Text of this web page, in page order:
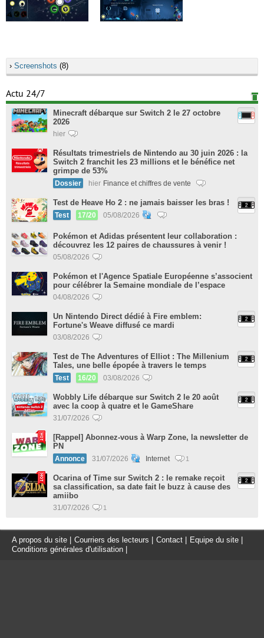
› Screenshots (8)
Actu 24/7
Minecraft débarque sur Switch 2 le 27 octobre
2026
hier
Résultats trimestriels de Nintendo au 30 juin 2026 : la
Switch 2 franchit les 23 millions et le bénéfice net
grimpe de 53%
Dossier hier Finance et chiffres de vente
Test de Heave Ho 2 : ne jamais baisser les bras !
Test 17/20 05/08/2026
Pokémon et Adidas présentent leur collaboration :
découvrez les 12 paires de chaussures à venir !
05/08/2026
Pokémon et l'Agence Spatiale Européenne s’associent
pour célébrer la Semaine mondiale de l’espace
04/08/2026
Un Nintendo Direct dédié à Fire emblem:
Fortune's Weave diffusé ce mardi
03/08/2026
Test de The Adventures of Elliot : The Millenium
Tales, une belle épopée à travers le temps
Test 16/20 03/08/2026
Wobbly Life débarque sur Switch 2 le 20 août
avec la coop à quatre et le GameShare
31/07/2026
[Rappel] Abonnez-vous à Warp Zone, la newsletter de
PN
Annonce 31/07/2026 Internet 1
Ocarina of Time sur Switch 2 : le remake reçoit
sa classification, sa date fait le buzz à cause des
amiibo
31/07/2026 1
A propos du site Courriers des lecteurs Contact Equipe du site
Conditions générales d'utilisation